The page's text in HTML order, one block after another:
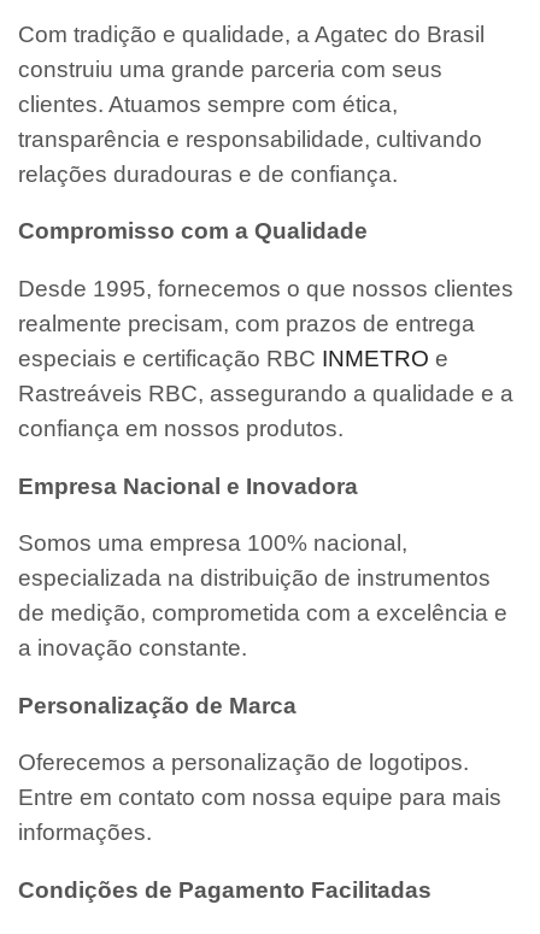
Com tradição e qualidade, a Agatec do Brasil
construiu uma grande parceria com seus
clientes. Atuamos sempre com ética,
transparência e responsabilidade, cultivando
relações duradouras e de confiança.
Compromisso com a Qualidade
Desde 1995, fornecemos o que nossos clientes
realmente precisam, com prazos de entrega
especiais e certificação RBC INMETRO e
Rastreáveis RBC, assegurando a qualidade e a
confiança em nossos produtos.
Empresa Nacional e Inovadora
Somos uma empresa 100% nacional,
especializada na distribuição de instrumentos
de medição, comprometida com a excelência e
a inovação constante.
Personalização de Marca
Oferecemos a personalização de logotipos.
Entre em contato com nossa equipe para mais
informações.
Condições de Pagamento Facilitadas